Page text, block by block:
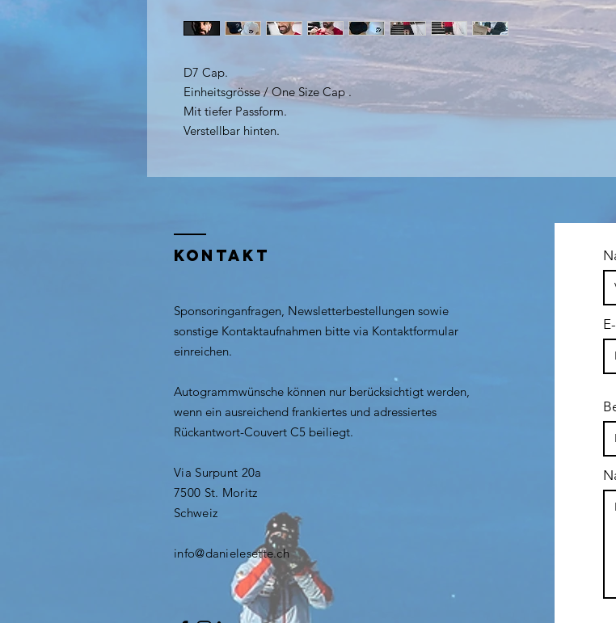
D7 Cap.
Einheitsgrösse / One Size Cap .
Mit tiefer Passform.
Verstellbar hinten.
KONTAKT
Sponsoringanfragen, Newsletterbestellungen sowie
sonstige Kontaktaufnahmen bitte via Kontaktformular
einreichen.
Autogrammwünsche können nur berücksichtigt werden,
wenn ein ausreichend frankiertes und adressiertes
Rückantwort-Couvert C5 beiliegt.
Via Surpunt 20a
7500 St. Moritz
Schweiz​​
info@danielesette.ch